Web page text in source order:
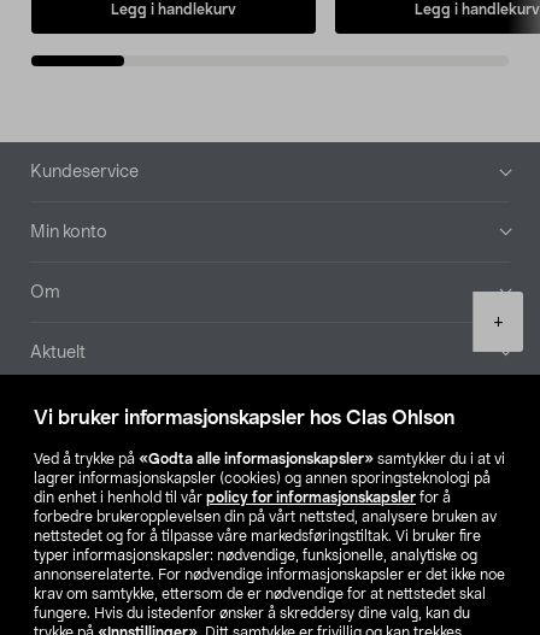
Vi bruker informasjonskapsler hos Clas Ohlson
Ved å trykke på «Godta alle informasjonskapsler» samtykker du i at vi
lagrer informasjonskapsler (cookies) og annen sporingsteknologi på
din enhet i henhold til vår policy for informasjonskapsler for å
forbedre brukeropplevelsen din på vårt nettsted, analysere bruken av
nettstedet og for å tilpasse våre markedsføringstiltak. Vi bruker fire
typer informasjonskapsler: nødvendige, funksjonelle, analytiske og
annonserelaterte. For nødvendige informasjonskapsler er det ikke noe
krav om samtykke, ettersom de er nødvendige for at nettstedet skal
fungere. Hvis du istedenfor ønsker å skreddersy dine valg, kan du
+
Legg i handlekurv Legg i handlekurv
Bunntekst
Kundeservice
Min konto
Om
Aktuelt
Våre selskaper
Finn din butikk
SE NO FI